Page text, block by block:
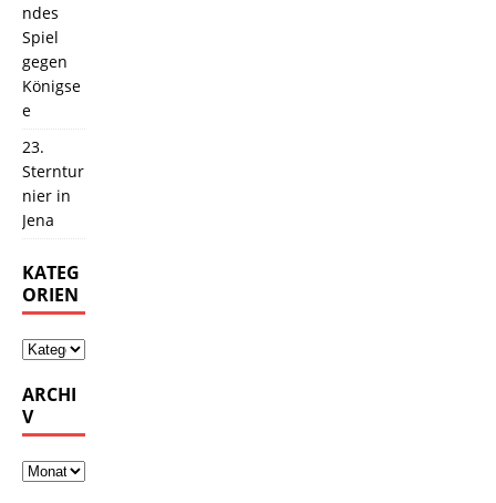
ndes
Spiel
gegen
Königse
e
23.
Sterntur
nier in
Jena
KATEG
ORIEN
ARCHI
V